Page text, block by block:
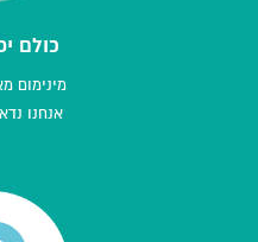
כולם
מינימום
אנחנו